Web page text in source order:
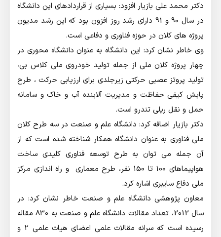
دکتر محمد علی بازیار افزود: بسیاری از قراردادهای این دانشگاه
در سال 90 و 91 دارای رشد روز افزون بود که این رشد مدیون
پروژه های کلان در حوزه فناوری و دفاعی است.
وی خاطر نشان کرد: این دانشگاه به عنوان دانشگاه محوری در
چهار پروژه کلان ملی از جمله تولید خودروی ملی کلاس بی،
تولید پروتز عصبی حرکتی زیرجلدی برای ارزیابی حرکت ، طرح
پایش کیفی حفاظت و مدیریت آلاینده آب و خاک و سامانه
حمل و نقل ریلی تندرو است.
دکتر بازیار اضافه کرد: دانشگاه علم و صنعت در سه طرح کلان
ملی فناوری به عنوان دانشگاه همکار شناخته شده است که از
آن جمله می توان به طرح توسعه فناوری کلیدی ساخت
هواپیماهای 100 تا 150 نفر، طرح معماری و راه اندازی مرکز
ملی دفاع سایبری اشاره کرد.
معاون پژوهشی دانشگاه علم و صنعت خاطر نشان کرد: در
سال 2012، تعداد مقالات دانشگاه علم و صنعت به 830 مقاله
رسیده است که سرانه مقالات علمی اعضای هیات علمی 2 و